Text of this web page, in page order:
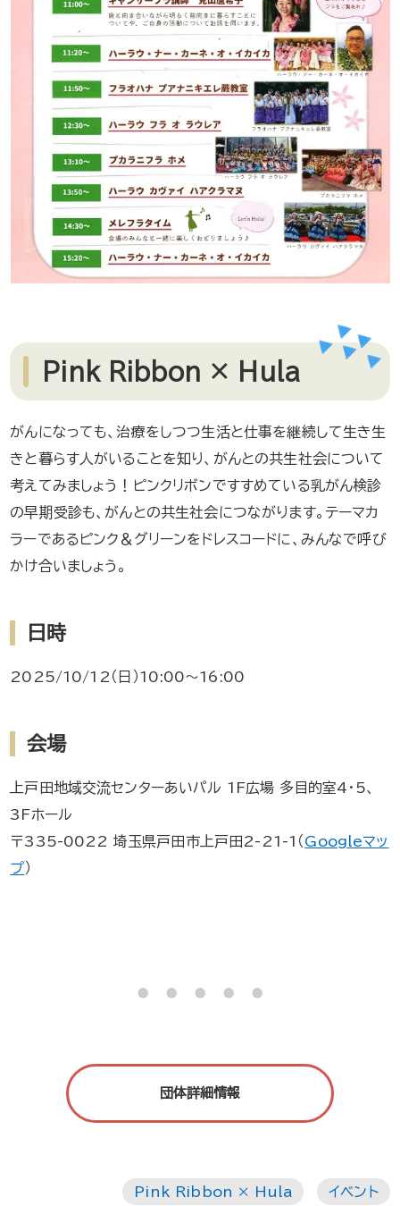
Pink Ribbon × Hula
がんになっても、治療をしつつ生活と仕事を継続して生き生
きと暮らす人がいることを知り、がんとの共生社会について
考えてみましょう！ピンクリボンですすめている乳がん検診
の早期受診も、がんとの共生社会につながります。テーマカ
ラーであるピンク＆グリーンをドレスコードに、みんなで呼び
かけ合いましょう。
日時
2025/10/12（日）10:00～16:00
会場
上戸田地域交流センターあいパル 1F広場 多目的室4・5、
3Fホール
〒335-0022 埼玉県戸田市上戸田2-21-1（ Googleマッ
プ）
・・・・・
団体詳細情報
Pink Ribbon × Hula イベント